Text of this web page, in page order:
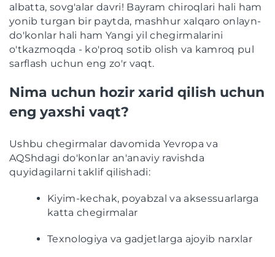
albatta, sovg'alar davri! Bayram chiroqlari hali ham
yonib turgan bir paytda, mashhur xalqaro onlayn-
do'konlar hali ham Yangi yil chegirmalarini
o'tkazmoqda - ko'proq sotib olish va kamroq pul
sarflash uchun eng zo'r vaqt.
Nima uchun hozir xarid qilish uchun
eng yaxshi vaqt?
Ushbu chegirmalar davomida Yevropa va
AQShdagi do'konlar an'anaviy ravishda
quyidagilarni taklif qilishadi:
Kiyim-kechak, poyabzal va aksessuarlarga
katta chegirmalar
Texnologiya va gadjetlarga ajoyib narxlar